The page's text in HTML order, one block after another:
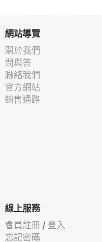
網站導覽
關於我們
問與答
聯絡我們
官方網站
銷售通路
線上服務
會員註冊 / 登入
忘記密碼